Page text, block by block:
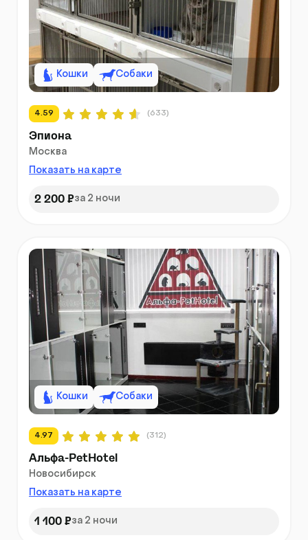
Кошки Собаки
4.59 (633)
Эпиона
Москва
Показать на карте
2 200 ₽за 2 ночи
Кошки Собаки
4.97 (312)
Альфа-PetHotel
Новосибирск
Показать на карте
1 100 ₽за 2 ночи